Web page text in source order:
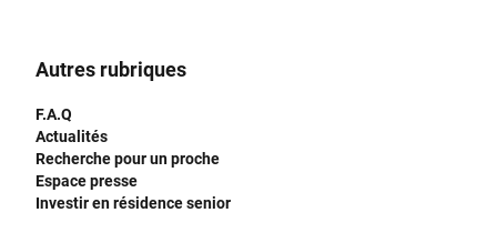
Autres rubriques
F.A.Q
Actualités
Recherche pour un proche
Espace presse
Investir en résidence senior